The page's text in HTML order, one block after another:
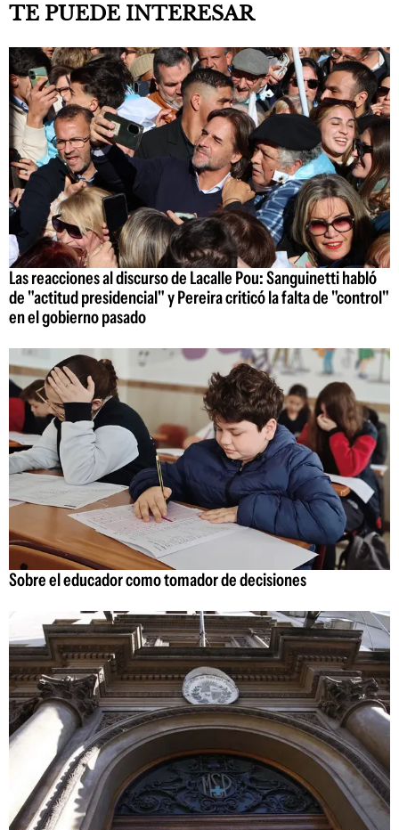
TE PUEDE INTERESAR
Las reacciones al discurso de Lacalle Pou: Sanguinetti habló
de "actitud presidencial" y Pereira criticó la falta de "control"
en el gobierno pasado
Sobre el educador como tomador de decisiones